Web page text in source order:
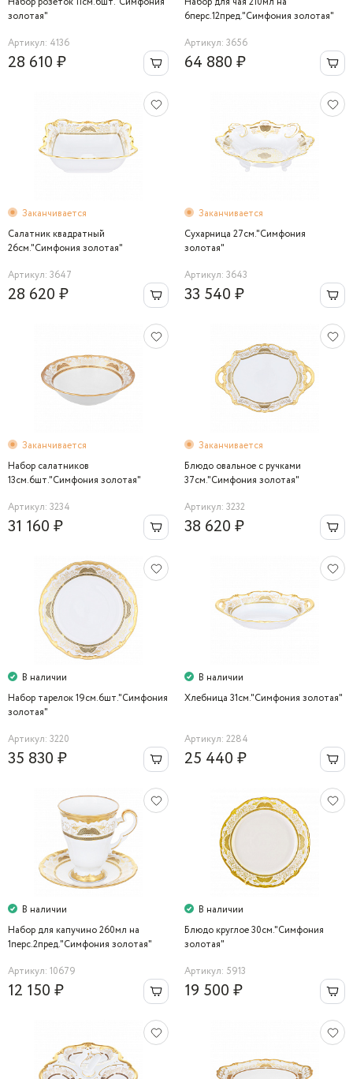
золотая"
Артикул: 4136
28 610 ₽
6перс.12пред."Симфония золотая"
Артикул: 3656
64 880 ₽
Заканчивается
Салатник квадратный
26см."Симфония золотая"
Артикул: 3647
28 620 ₽
Заканчивается
Сухарница 27см."Симфония
золотая"
Артикул: 3643
33 540 ₽
Заканчивается
Набор салатников
13см.6шт."Симфония золотая"
Артикул: 3234
31 160 ₽
Заканчивается
Блюдо овальное с ручками
37см."Симфония золотая"
Артикул: 3232
38 620 ₽
В наличии
Набор тарелок 19см.6шт."Симфония
золотая"
Артикул: 3220
35 830 ₽
В наличии
Хлебница 31см."Симфония золотая"
Артикул: 2284
25 440 ₽
В наличии
Набор для капучино 260мл на
1перс.2пред."Симфония золотая"
Артикул: 10679
12 150 ₽
В наличии
Блюдо круглое 30см."Симфония
золотая"
Артикул: 5913
19 500 ₽